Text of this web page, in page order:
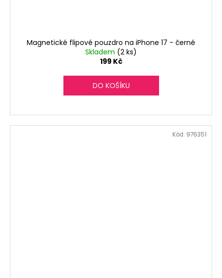
Magnetické flipové pouzdro na iPhone 17 - černé
Skladem (2 ks)
199 Kč
DO KOŠÍKU
Kód: 976351